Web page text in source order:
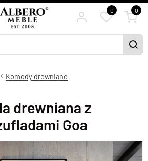
0 0
Komody drewniane
drewniana z
Goa